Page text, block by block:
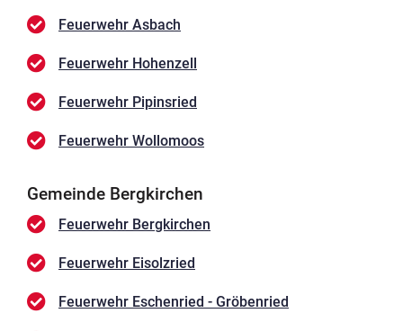
Feuerwehr Asbach
Feuerwehr Hohenzell
Feuerwehr Pipinsried
Feuerwehr Wollomoos
Gemeinde Bergkirchen
Feuerwehr Bergkirchen
Feuerwehr Eisolzried
Feuerwehr Eschenried - Gröbenried